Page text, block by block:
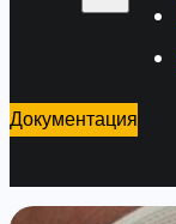
Документация